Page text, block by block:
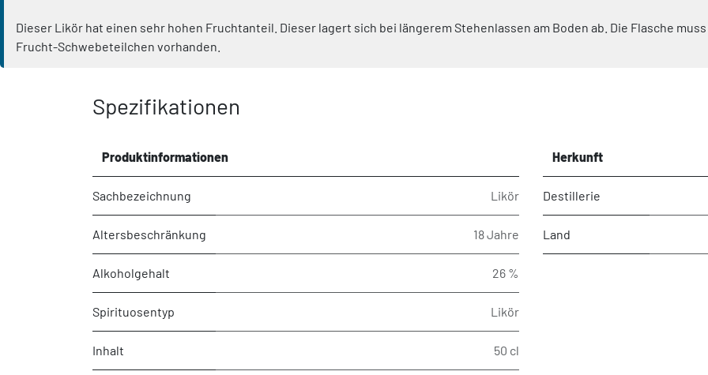
Dieser Likör hat einen sehr hohen Fruchtanteil. Dieser lagert sich bei längerem Stehenlassen am Boden ab. Die Flasche
Frucht-Schwebeteilchen vorhanden.
Spezifikationen
Produktinformationen
Sachbezeichnung Likör
Altersbeschränkung 18 Jahre
Alkoholgehalt 26 %
Spirituosentyp Likör
Inhalt 50 cl
Herkunft
Destillerie
Land